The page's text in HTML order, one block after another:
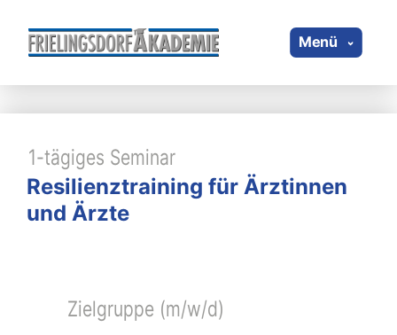
Menü
1-tägiges Seminar
Resilienztraining für Ärztinnen
und Ärzte
Zielgruppe (m/w/d)